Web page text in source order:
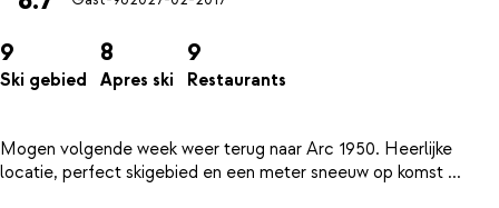
9
Ski gebied
8
Apres ski
9
Restaurants
Mogen volgende week weer terug naar Arc 1950. Heerlijke